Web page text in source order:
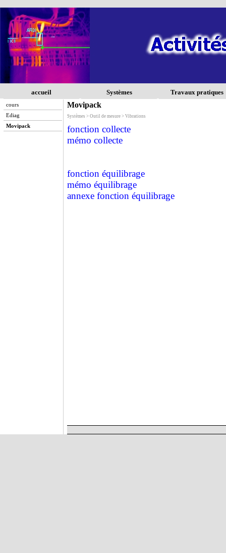
accueil Systèmes Travaux pratiques
Movipack
Systèmes > Outil de mesure > Vibrations
fonction collecte
mémo collecte
fonction équilibrage
mémo équilibrage
annexe fonction équilibrage
cours
Ediag
Movipack